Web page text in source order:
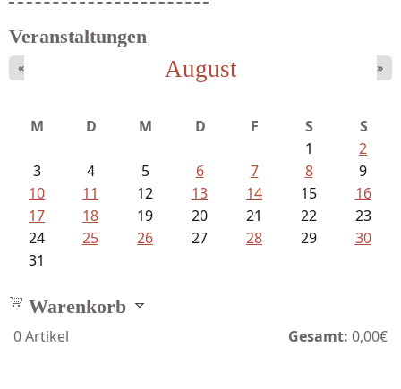
Veranstaltungen
August
« »
M D M D F S
S
1
2
3
4 5 6 7 8
9
10
11 12 13 14 15
16
17
18 19 20 21 22
23
24
25 26 27 28 29
30
31
Warenkorb
0Artikel Gesamt: 0,00€